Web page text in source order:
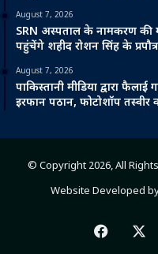
August 7, 2026
SRN अस्पताल के नामकरण की
पहुंचेंगे शहीद रोशन सिंह के प्रपौत्र
August 7, 2026
पाकिस्तानी मीडिया द्वारा
इरफान पठान, फोटोशॉप
© Copyright 2026, All
Website Developed